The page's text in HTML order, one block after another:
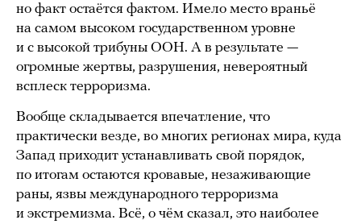
но факт остаётся фактом. Имело место враньё
на самом высоком государственном уровне
и с высокой трибуны ООН. А в результате —
огромные жертвы, разрушения, невероятный
всплеск терроризма.
Вообще складывается впечатление, что
практически везде, во многих регионах мира, куда
Запад приходит устанавливать свой порядок,
по итогам остаются кровавые, незаживающие
раны, язвы международного терроризма
и экстремизма. Всё, о чём сказал, это наиболее